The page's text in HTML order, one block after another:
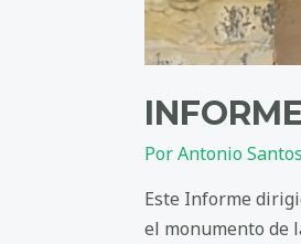
PorAntonio Santos
Este Informe
el monumento de